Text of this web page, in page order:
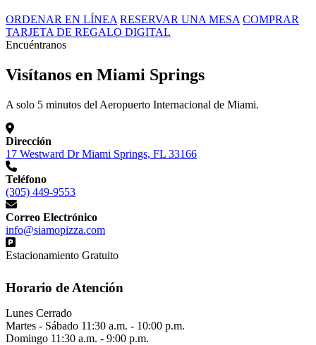
ORDENAR EN LÍNEA RESERVAR UNA MESA COMPRAR
TARJETA DE REGALO DIGITAL
Encuéntranos
Visítanos en Miami Springs
A solo 5 minutos del Aeropuerto Internacional de Miami.
Dirección
17 Westward Dr Miami Springs, FL 33166
Teléfono
(305) 449-9553
Correo Electrónico
info@siamopizza.com
Estacionamiento Gratuito
Horario de Atención
Lunes Cerrado
Martes - Sábado 11:30 a.m. - 10:00 p.m.
Domingo 11:30 a.m. - 9:00 p.m.